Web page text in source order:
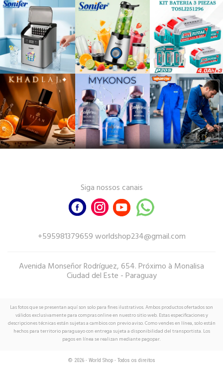
Siga nossos canais
+595981379659 worldshop234@gmail.com
Avenida Monseñor Rodríguez, 654. Próximo à Monalisa
Ciudad del Este - Paraguay
Las fotos que se presentan aquí son solo para fines ilustrativos. Ambos productos ofertados son
válidos exclusivamente para compras online en nuestro sitio web. Estas especificaciones y
descripciones técnicas están sujetas a cambios con previo aviso. Como vendes en línea, solo están
hechos para territorio paraguayo con entrega sujeta a disponibilidad del transportista. Los
pagos en línea se realizan mediante pagopar.
© 2026 - World Shop - Todos os direitos